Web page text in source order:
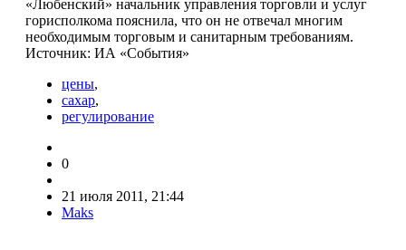
«Любенский» начальник управления торговли и услуг
горисполкома пояснила, что он не отвечал многим
необходимым торговым и санитарным требованиям.
Источник: ИА «Cобытия»
цены,
сахар,
регулирование
0
21 июля 2011, 21:44
Maks